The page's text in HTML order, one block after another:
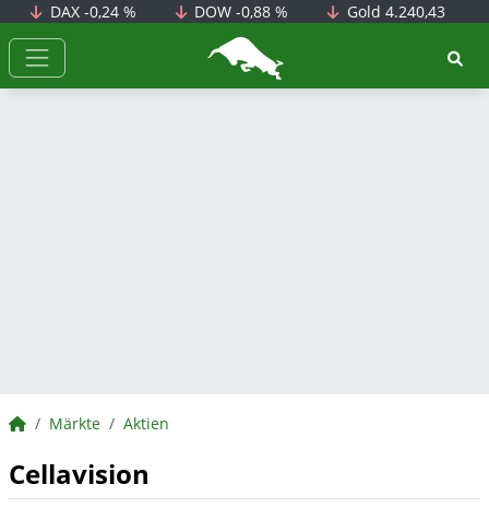
DAX -0,24 % DOW-0,88 % Gold 4.240,43
BörsenNEWS.de
BörsenNEWS.de
Märkte Aktien
Cellavision